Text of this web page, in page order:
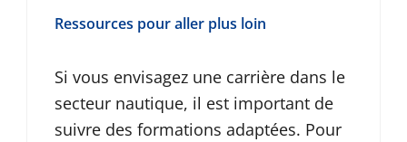
Ressources pour aller plus loin
Si vous envisagez une carrière dans le
secteur nautique, il est important de
suivre des formations adaptées. Pour